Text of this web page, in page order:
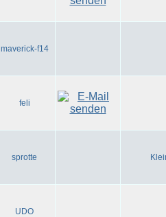
maverick-f14
feli
sprotte
UDO